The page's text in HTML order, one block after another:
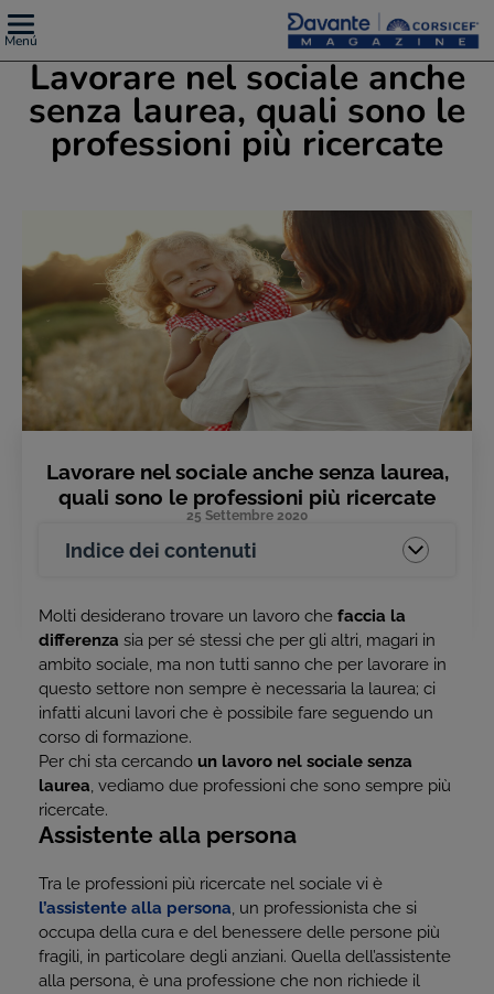
Menú
Lavorare nel sociale anche
senza laurea, quali sono le
professioni più ricercate
Lavorare nel sociale anche senza laurea,
quali sono le professioni più ricercate
25 Settembre 2020
Indice dei contenuti
Molti desiderano trovare un lavoro che faccia la
differenza sia per sé stessi che per gli altri, magari in
ambito sociale, ma non tutti sanno che per lavorare in
questo settore non sempre è necessaria la laurea; ci
infatti alcuni lavori che è possibile fare seguendo un
corso di formazione.
Per chi sta cercando un lavoro nel sociale senza
laurea, vediamo due professioni che sono sempre più
ricercate.
Assistente alla persona
Tra le professioni più ricercate nel sociale vi è
l’assistente alla persona, un professionista che si
occupa della cura e del benessere delle persone più
fragili, in particolare degli anziani. Quella dell’assistente
alla persona, è una professione che non richiede il